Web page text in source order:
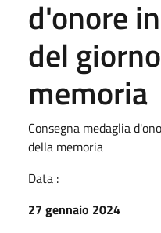
d'onore
del
memoria
Consegna medaglia
della memoria
Data :
27 gennaio 2024